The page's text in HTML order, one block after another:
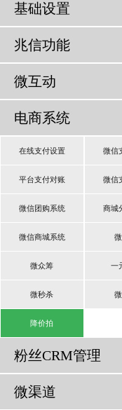
基础设置
兆信功能
微互动
电商系统
在线支付设置 微信
平台支付对账 微信
微信团购系统 商城
微信商城系统
微众筹 一
微秒杀
降价拍
粉丝CRM管理
微渠道